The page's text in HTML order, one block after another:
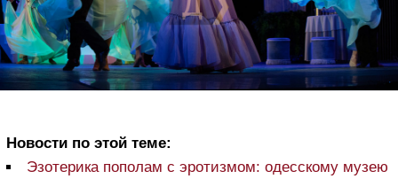
Новости по этой теме:
Эзотерика пополам с эротизмом: одесскому музею